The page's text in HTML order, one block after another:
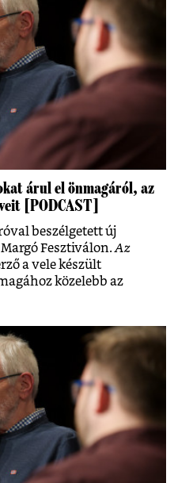
árul el önmagáról, az
[PODCAST]
beszélgetett új
Margó Fesztiválon.Az
a vele készült
közelebb az